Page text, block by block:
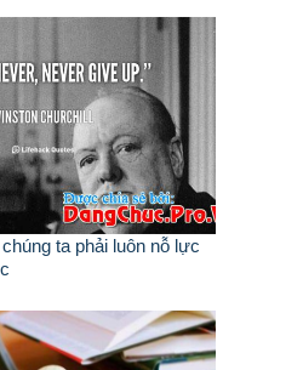
ta phải luôn nỗ lực